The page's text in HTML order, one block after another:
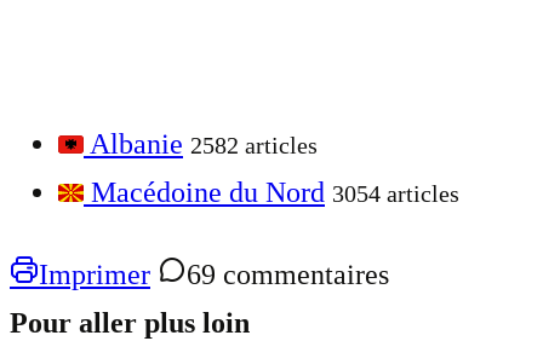
Albanie 2582 articles
Macédoine du Nord 3054 articles
Imprimer
69 commentaires
Pour aller plus loin